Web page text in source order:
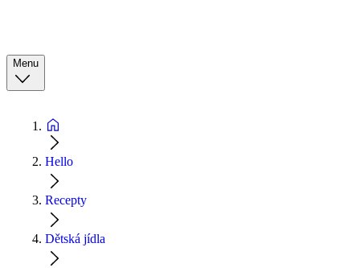
Menu
Hello
Recepty
Dětská jídla